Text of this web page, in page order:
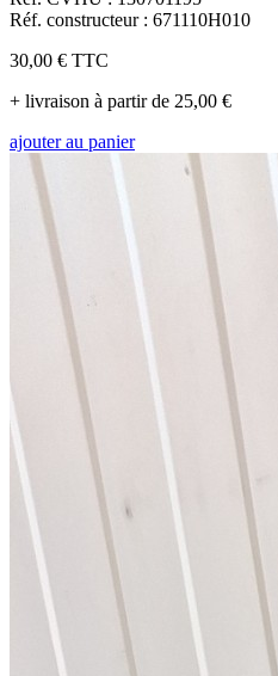
Réf. constructeur : 671110H010
30,00 € TTC
+ livraison à partir de 25,00 €
ajouter au panier